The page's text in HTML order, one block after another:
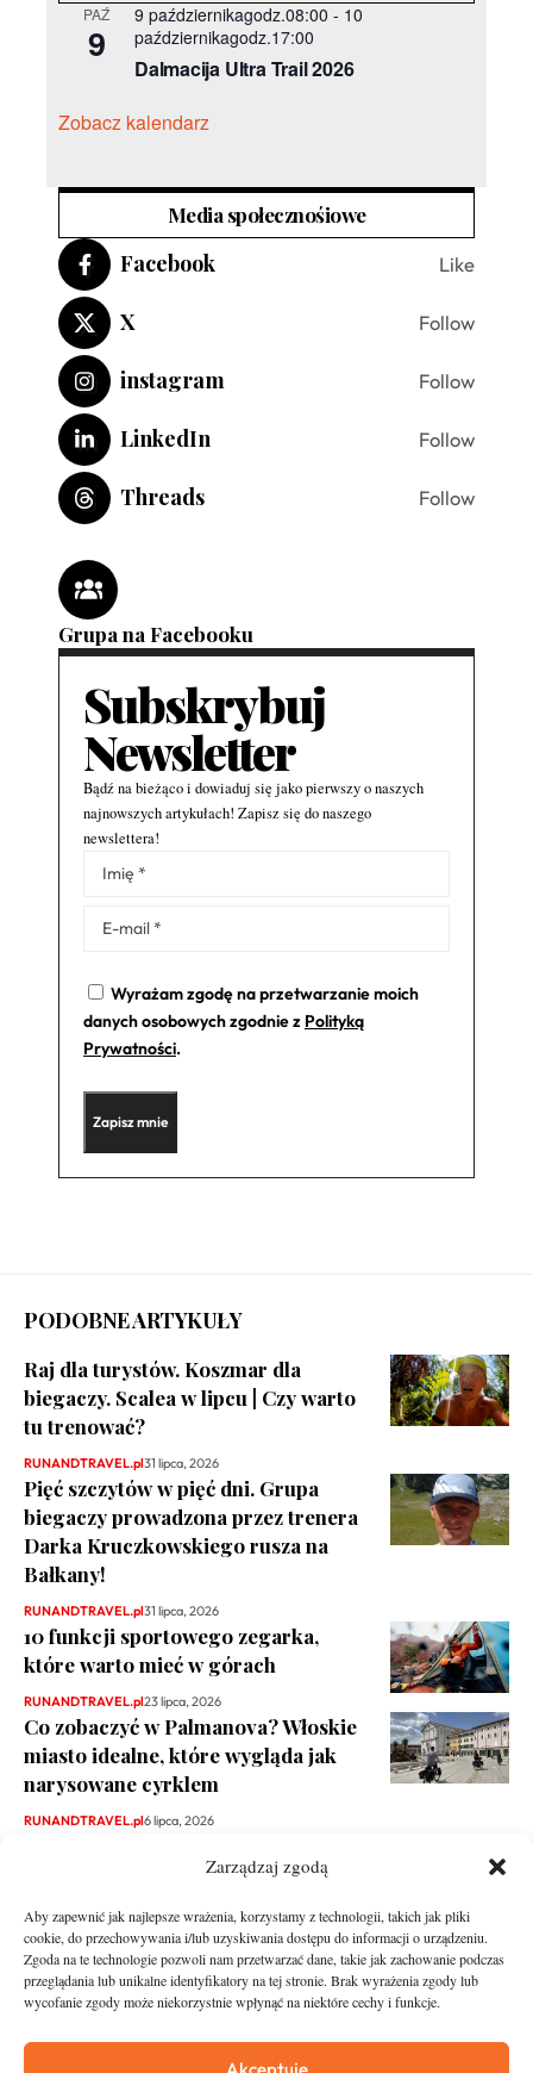
Zarządzaj zgodą
Aby zapewnić jak najlepsze wrażenia, korzystamy z technologii, takich jak pliki
cookie, do przechowywania i/lub uzyskiwania dostępu do informacji o urządzeniu.
Zgoda na te technologie pozwoli nam przetwarzać dane, takie jak zachowanie podczas
przeglądania lub unikalne identyfikatory na tej stronie. Brak wyrażenia zgody lub
wycofanie zgody może niekorzystnie wpłynąć na niektóre cechy i funkcje.
Akceptuję
PAŹ
9
9 październikagodz.08:00 - 10
październikagodz.17:00
Dalmacija Ultra Trail 2026
Zobacz kalendarz
Media społecznośiowe
Facebook Like
X Follow
instagram Follow
LinkedIn Follow
Threads Follow
Grupa na Facebooku
Subskrybuj
Newsletter
Bądź na bieżąco i dowiaduj się jako pierwszy o naszych
najnowszych artykułach! Zapisz się do naszego
newslettera!
Wyrażam zgodę na przetwarzanie moich
danych osobowych zgodnie z Polityką
Prywatności.
Alternative:
PODOBNE ARTYKUŁY
Raj dla turystów. Koszmar dla
biegaczy. Scalea w lipcu | Czy warto
tu trenować?
RUNANDTRAVEL.pl31 lipca, 2026
Pięć szczytów w pięć dni. Grupa
biegaczy prowadzona przez trenera
Darka Kruczkowskiego rusza na
Bałkany!
RUNANDTRAVEL.pl31 lipca, 2026
10 funkcji sportowego zegarka,
które warto mieć w górach
RUNANDTRAVEL.pl23 lipca, 2026
Co zobaczyć w Palmanova? Włoskie
miasto idealne, które wygląda jak
narysowane cyrklem
RUNANDTRAVEL.pl6 lipca, 2026
O nas